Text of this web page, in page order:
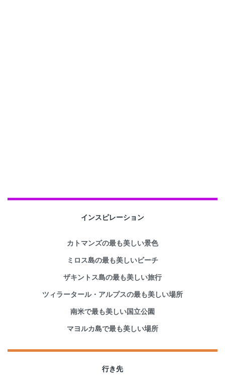
インスピレーション
カトマンズの最も美しい景色
ミロス島の最も美しいビーチ
ザキントス島の最も美しい旅行
ツィラータール・アルプスの最も美しい場所
南米で最も美しい国立公園
マヨルカ島で最も美しい場所
行き先